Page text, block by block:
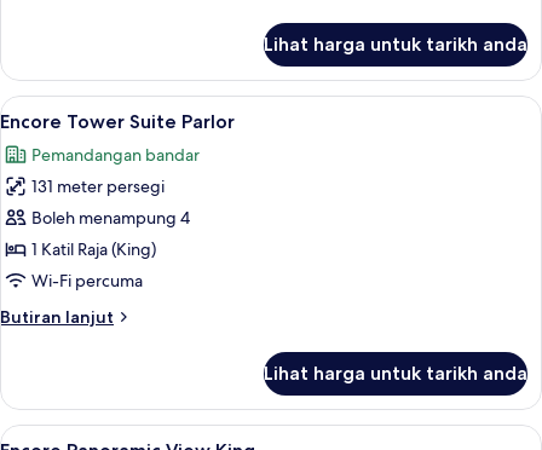
Resort
King
Lihat harga untuk tarikh anda
Lihat
semua
foto
untuk
Encore
Tower
Suite
Peralatan tempat tidur premium,
4
Encore Tower Suite Parlor
Pemandangan bandar
131 meter persegi
Boleh menampung 4
1 Katil Raja (King)
Wi-Fi percuma
Butiran lanjut
Butiran
Tower
Suite
Lihat harga untuk tarikh anda
Lihat
Peralatan tempat tidur premium,
6